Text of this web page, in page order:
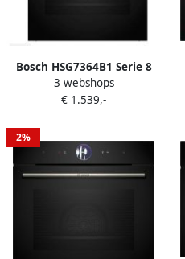
Bosch HSG7364B1 Serie 8
Inbouwoven met stoom
60cm x 60 cm Air Fry-
gezonde gefrituurde
gerechten PerfectBake Plus:
regelt zelf de instellingen
3 webshops
€ 1.539,-
2%